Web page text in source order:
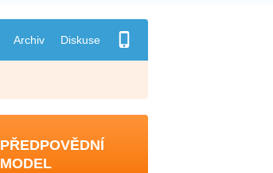
Archiv Diskuse
PŘEDPOVĚDNÍ
MODEL